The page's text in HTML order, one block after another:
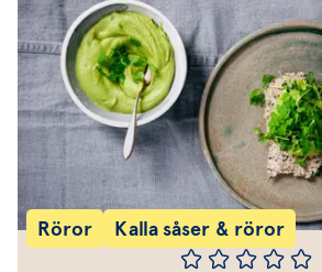
Röror Kalla såser & röror